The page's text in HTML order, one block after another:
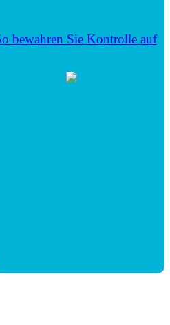
bewahren Sie Kontrolle auf